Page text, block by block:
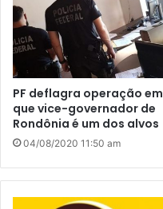
PF deflagra operação em
que vice-governador de
Rondônia é um dos alvos
04/08/2020 11:50 am